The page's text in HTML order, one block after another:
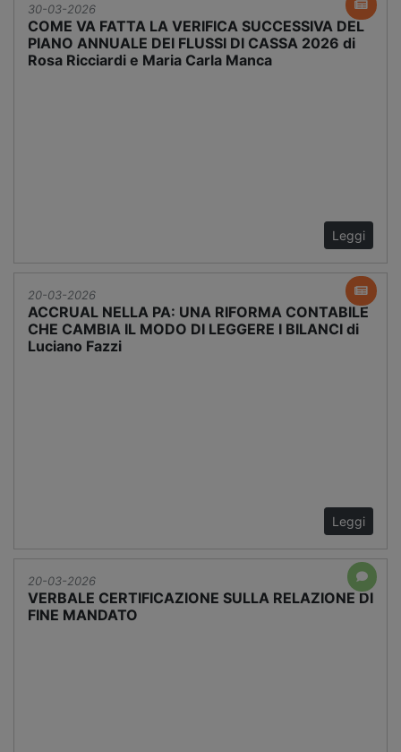
30-03-2026
COME VA FATTA LA VERIFICA SUCCESSIVA DEL
PIANO ANNUALE DEI FLUSSI DI CASSA 2026 di
Rosa Ricciardi e Maria Carla Manca
Leggi
20-03-2026
ACCRUAL NELLA PA: UNA RIFORMA CONTABILE
CHE CAMBIA IL MODO DI LEGGERE I BILANCI di
Luciano Fazzi
Leggi
20-03-2026
VERBALE CERTIFICAZIONE SULLA RELAZIONE DI
FINE MANDATO